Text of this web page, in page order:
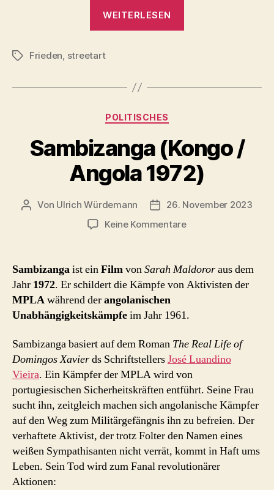
WEITERLESEN
Schlagwörter
Frieden, streetart
Kategorien
POLITISCHES
Sambizanga (Kongo /
Angola 1972)
Beitragsautor
Von Ulrich Würdemann Beitragsdatum
26. November 2023
Keine Kommentarezu
/
1972)
Sambizangaist einFilmvonSarah Maldororaus dem
Jahr 1972. Er schildert die Kämpfe von Aktivisten der
MPLAwährend derangolanischen
Unabhängigkeitskämpfeim Jahr 1961.
Sambizanga basiert auf dem Roman The Real Life of
Domingos Xavierds SchriftstellersJosé Luandino
Vieira. Ein Kämpfer der MPLA wird von
portugiesischen Sicherheitskräften entführt. Seine Frau
sucht ihn, zeitgleich machen sich angolanische Kämpfer
auf den Weg zum Militärgefängnis ihn zu befreien. Der
verhaftete Aktivist, der trotz Folter den Namen eines
weißen Sympathisanten nicht verrät, kommt in Haft ums
Leben. Sein Tod wird zum Fanal revolutionärer
Aktionen: